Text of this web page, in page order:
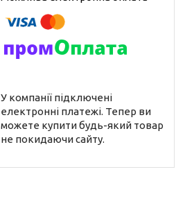
У компанії підключені
електронні платежі. Тепер ви
можете купити будь-який товар
не покидаючи сайту.